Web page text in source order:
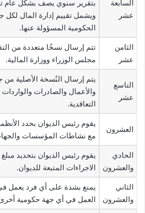
السابعة
عشر
بتقرير سنوي يصف بشكل عام
ويشمل تقييم إدارة المال لكل
الحكومية المسؤولة عنها.
الثامن
عشر
تتم إرسال نسخًا متعددة من
مجلس الوزراء ووزارة المالية.
التاسع
عشر
يتم إرسال النُسخة الأصلية من
والأعمال والصادرات
التعاقدية.
العشرون
يقوم رئيس الديوان بحدد
مع نشاطات المؤسسات
الحادي
والعشرون
يقوم رئيس الديوان بتحديد
الاجراءات المتبعة للديوان.
الثاني
والعشرون
يمنع بشدة على أي فرد يعمل
العمل في أي جهة حكومية